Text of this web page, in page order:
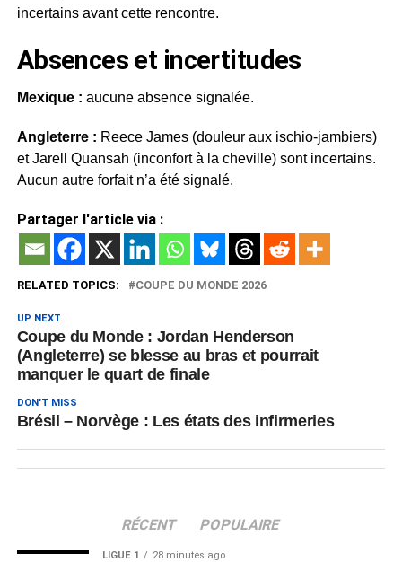
incertains avant cette rencontre.
Absences et incertitudes
Mexique : aucune absence signalée.
Angleterre : Reece James (douleur aux ischio-jambiers)
et Jarell Quansah (inconfort à la cheville) sont incertains.
Aucun autre forfait n’a été signalé.
Partager l'article via :
RELATED TOPICS: COUPE DU MONDE 2026
UP NEXT
Coupe du Monde : Jordan Henderson
(Angleterre) se blesse au bras et pourrait
manquer le quart de finale
DON'T MISS
Brésil – Norvège : Les états des infirmeries
RÉCENT POPULAIRE
LIGUE 1 28 minutes ago